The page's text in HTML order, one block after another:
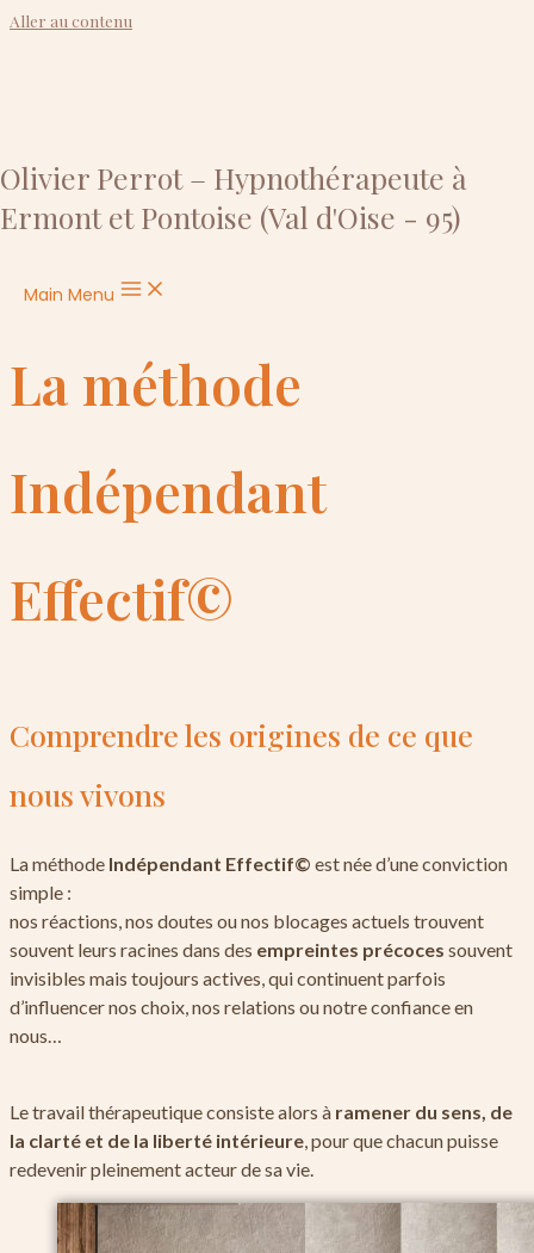
Aller au contenu
Olivier Perrot – Hypnothérapeute à
Ermont et Pontoise (Val d'Oise - 95)
Main Menu
La méthode
Indépendant
Effectif©
Comprendre les origines de ce que
nous vivons
La méthode Indépendant Effectif© est née d’une conviction
simple :
nos réactions, nos doutes ou nos blocages actuels trouvent
souvent leurs racines dans des empreintes précoces souvent
invisibles mais toujours actives, qui continuent parfois
d’influencer nos choix, nos relations ou notre confiance en
nous…
Le travail thérapeutique consiste alors à ramener du sens, de
la clarté et de la liberté intérieure , pour que chacun puisse
redevenir pleinement acteur de sa vie.